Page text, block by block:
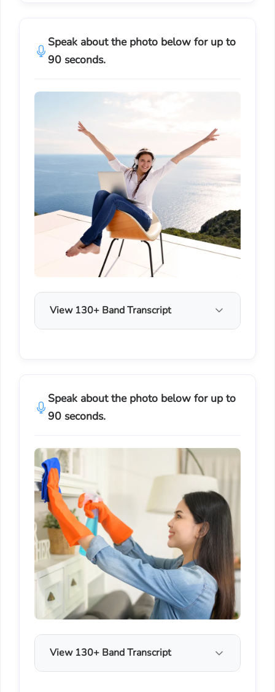
Speak about the photo below for up to
90 seconds.
View 130+ Band Transcript
Speak about the photo below for up to
90 seconds.
View 130+ Band Transcript